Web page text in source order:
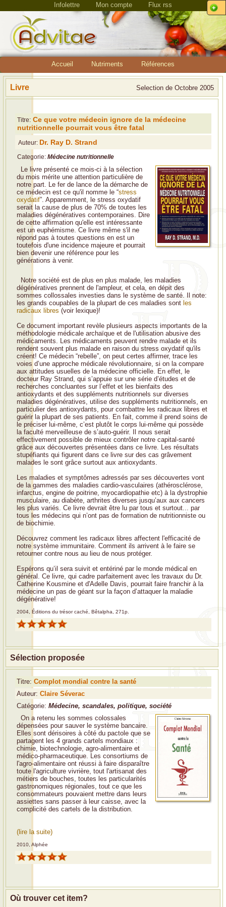
Infolettre Mon compte Flux rss
Accueil Nutriments Références
Livre Selection de Octobre 2005
Titre: Ce que votre médecin ignore de la médecine
nutritionnelle pourrait vous être fatal
Auteur: Dr. Ray D. Strand
Categorie: Médecine nutritionnelle
Le livre présenté ce mois-ci à la sélection
du mois mérite une attention particulière de
notre part. Le fer de lance de la démarche de
ce médecin est ce qu'il nomme le “stress
oxydatif”. Apparemment, le stress oxydatif
serait la cause de plus de 70% de toutes les
maladies dégénératives contemporaines. Dire
de cette affirmation qu'elle est intéressante
est un euphémisme. Ce livre même s'il ne
répond pas à toutes questions en est un
toutefois d'une incidence majeure et pourrait
bien devenir une référence pour les
générations à venir.
Notre société est de plus en plus malade, les maladies
dégénératives prennent de l'ampleur, et cela, en dépit des
sommes collossales investies dans le système de santé. Il note:
les grands coupables de la plupart de ces maladies sont les
radicaux libres (voir lexique)!
Ce document important revèle plusieurs aspects importants de la
méthodologie médicale archaïque et de l'utilisation abusive des
médicaments. Les médicaments peuvent rendre malade et ils
rendent souvent plus malade en raison du stress oxydatif qu'ils
créent! Ce médecin “rebelle”, on peut certes affirmer, trace les
voies d’une approche médicale révolutionnaire, si on la compare
aux attitudes usuelles de la médecine officielle. En effet, le
docteur Ray Strand, qui s’appuie sur une série d’études et de
recherches concluantes sur l’effet et les bienfaits des
antioxydants et des suppléments nutritionnels sur diverses
maladies dégénératives, utilise des suppléments nutritionnels, en
particulier des antioxydants, pour combattre les radicaux libres et
guérir la plupart de ses patients. En fait, comme il prend soins de
le préciser lui-même, c’est plutôt le corps lui-même qui possède
la faculté merveilleuse de s’auto-guérir. Il nous serait
effectivement possible de mieux contrôler notre capital-santé
grâce aux découvertes présentées dans ce livre. Les résultats
stupéfiants qui figurent dans ce livre sur des cas grâvement
malades le sont grâce surtout aux antioxydants.
Les maladies et symptômes adressés par ses découvertes vont
de la gammes des maladies cardio-vasculaires (athérosclérose,
infarctus, engine de poitrine, myocardiopathie etc) à la dystrophie
musculaire, au diabète, arthrites diverses jusqu’aux aux cancers
les plus variés. Ce livre devrait être lu par tous et surtout... par
tous les médecins qui n’ont pas de formation de nutritionniste ou
de biochimie.
Découvrez comment les radicaux libres affectent l'efficacité de
notre système immunitaire. Comment ils arrivent à le faire se
retourner contre nous au lieu de nous protéger.
Espérons qu’il sera suivit et entériné par le monde médical en
général. Ce livre, qui cadre parfaitement avec les travaux du Dr.
Catherine Kousmine et d'Adelle Davis, pourrait faire franchir à la
médecine un pas de géant sur la façon d’attaquer la maladie
dégénérative!
2004, Éditions du trésor caché, Bêtalpha, 271p.
Sélection proposée
Titre: Complot mondial contre la santé
Auteur: Claire Séverac
Catégorie: Médecine, scandales, politique, société
On a retenu les sommes colossales
dépensées pour sauver le système bancaire.
Elles sont dérisoires à côté du pactole que se
partagent les 4 grands cartels mondiaux :
chimie, biotechnologie, agro-alimentaire et
médico-pharmaceutique. Les consortiums de
l'agro-alimentaire ont réussi à faire disparaître
toute l'agriculture vivrière, tout l'artisanat des
métiers de bouches, toutes les particularités
gastronomiques régionales, tout ce que les
consommateurs pouvaient mettre dans leurs
assiettes sans passer à leur caisse, avec la
complicité des cartels de la distribution.
(lire la suite)
2010, Alphée
Où trouver cet item?